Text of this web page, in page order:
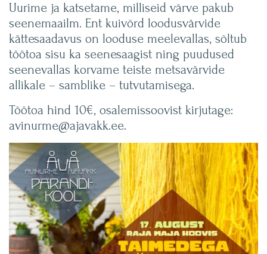
Uurime ja katsetame, milliseid värve pakub
seenemaailm. Ent kuivõrd loodusvärvide
kättesaadavus on looduse meelevallas, sõltub
töötoa sisu ka seenesaagist ning puudused
seenevallas korvame teiste metsavärvide
allikale – samblike – tutvutamisega.
Töötoa hind 10€, osalemissoovist kirjutage:
avinurme@ajavakk.ee.